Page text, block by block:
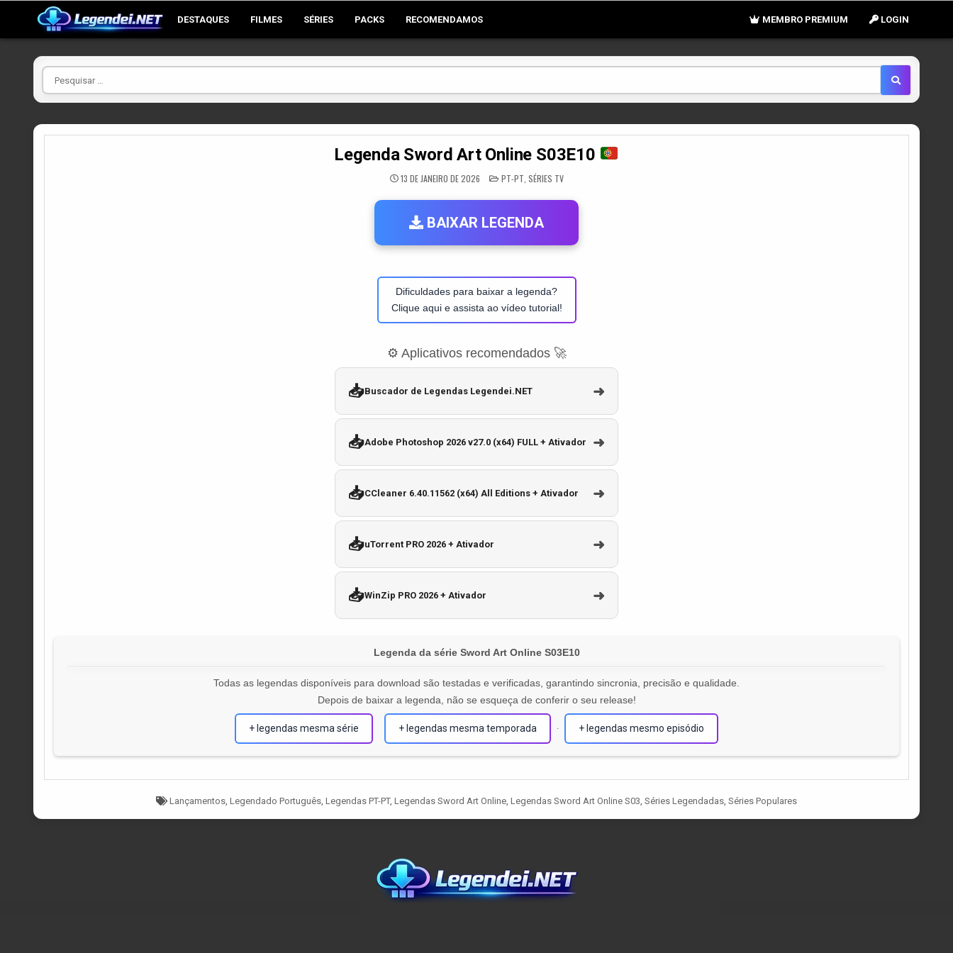
DESTAQUES FILMES SÉRIES PACKS RECOMENDAMOS LOGIN
MEMBRO PREMIUM
Pesquisar
por
Legenda Sword Art Online S03E10
13 DE JANEIRO DE 2026 POSTED
IN
PT-PT SÉRIES TV
BAIXAR LEGENDA
Dificuldades para baixar a legenda?
Clique aqui e assista ao vídeo tutorial!
⚙️ Aplicativos recomendados 🚀
📥Buscador de Legendas Legendei.NET ➜
📥Adobe Photoshop 2026 v27.0 (x64) FULL + Ativador ➜
📥CCleaner 6.40.11562 (x64) All Editions + Ativador ➜
📥uTorrent PRO 2026 + Ativador ➜
📥WinZip PRO 2026 + Ativador ➜
Legenda da série Sword Art Online S03E10
Todas as legendas disponíveis para download são testadas e verificadas, garantindo sincronia, precisão e qualidade.
Depois de baixar a legenda, não se esqueça de conferir o seu release!
+ legendas mesma série + legendas mesma temporada · + legendas mesmo episódio
Tagged
Lançamentos, Legendado Português, Legendas PT-PT, Legendas Sword Art Online, Legendas Sword Art Online S03, Séries Legendadas, Séries Populares